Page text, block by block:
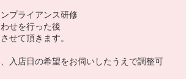
プライアンス研修
せを行った後
せて頂きます。
入店日の希望をお伺いしたうえで調整可